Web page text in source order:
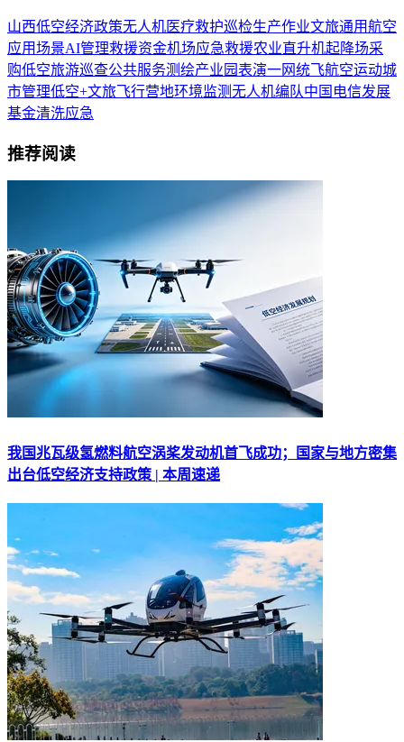
山西低空经济政策无人机医疗救护巡检生产作业文旅通用航空
应用场景AI管理救援资金机场应急救援农业直升机起降场采
购低空旅游巡查公共服务测绘产业园表演一网统飞航空运动城
市管理低空+文旅飞行营地环境监测无人机编队中国电信发展
基金清洗应急
推荐阅读
我国兆瓦级氢燃料航空涡桨发动机首飞成功；国家与地方密集
出台低空经济支持政策 | 本周速递